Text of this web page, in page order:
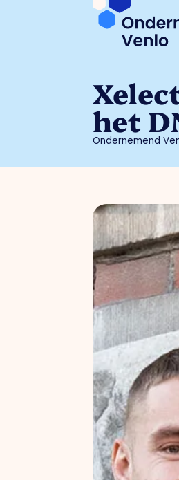
het
Ondernemend